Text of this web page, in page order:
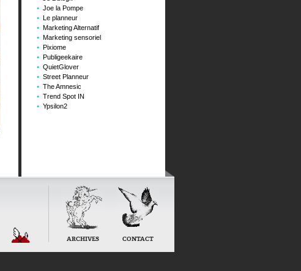
Joe la Pompe
Le planneur
Marketing Alternatif
Marketing sensoriel
Pixiome
Publigeekaire
QuietGlover
Street Planneur
The Amnesic
Trend Spot IN
Ypsilon2
ARCHIVES CONTACT